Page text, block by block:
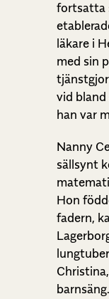
fortsatta
läkare i
med sin
vid bland
han var
Nanny
sällsynt
Hon
fadern,